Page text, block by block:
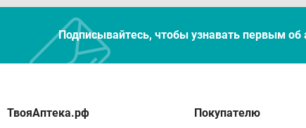
Подписывайтесь, чтобы узнавать первым
Покупателю